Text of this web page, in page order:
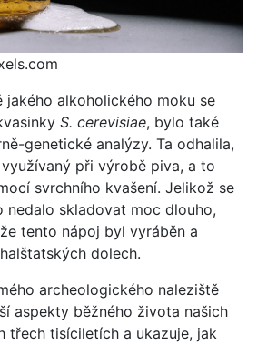
jakého alkoholického moku se
S. cerevisiae, bylo také
genetické analýzy. Ta odhalila,
při výrobě piva, a to
svrchního kvašení. Jelikož se
skladovat moc dlouho,
tento nápoj byl vyráběn a
dolech.
archeologického naleziště
aspekty běžného života našich
třech tisíciletích a ukazuje, jak